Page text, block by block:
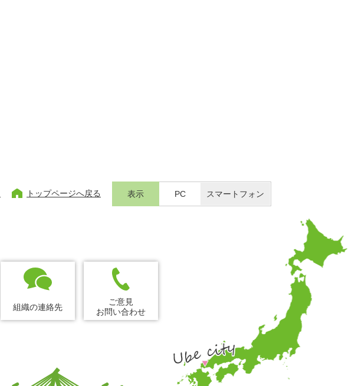
トップページへ戻る 表示 PC スマートフォン
組織の連絡先
ご意見
お問い合わせ